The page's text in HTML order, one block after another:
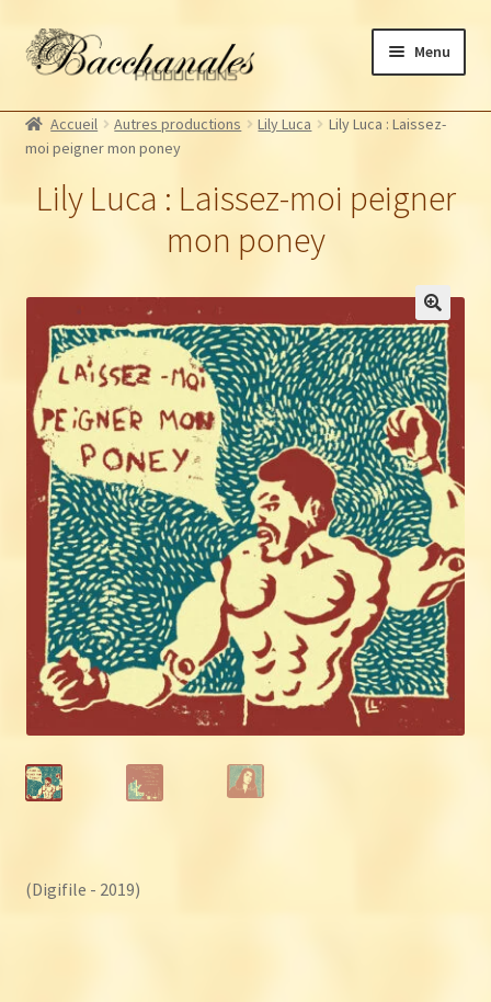
Aller
à
navigation
Aller
au
Menu
Artistes Bacchanales
Souscriptions
Accueil Autres productions Lily Luca
Lily Luca : Laissez-
moi peigner mon poney
Lily Luca : Laissez-moi peigner
mon poney
🔍
(Digifile - 2019)